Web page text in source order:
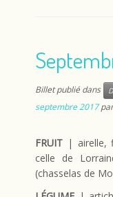
Billet publié dans
septembre 2017
FRUIT | airelle,
celle de
(chasselas de